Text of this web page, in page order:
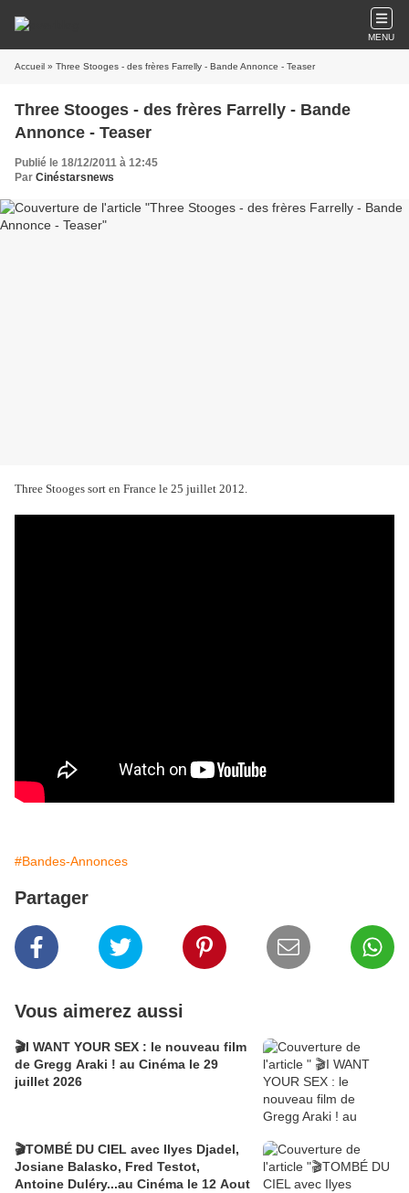
MENU
Accueil » Three Stooges - des frères Farrelly - Bande Annonce - Teaser
Three Stooges - des frères Farrelly - Bande
Annonce - Teaser
Publié le 18/12/2011 à 12:45
Par Cinéstarsnews
Three Stooges sort en France le 25 juillet 2012.
#Bandes-Annonces
Partager
Vous aimerez aussi
🎬I WANT YOUR SEX : le nouveau film
de Gregg Araki ! au Cinéma le 29
juillet 2026
🎬TOMBÉ DU CIEL avec Ilyes Djadel,
Josiane Balasko, Fred Testot,
Antoine Duléry...au Cinéma le 12 Aout